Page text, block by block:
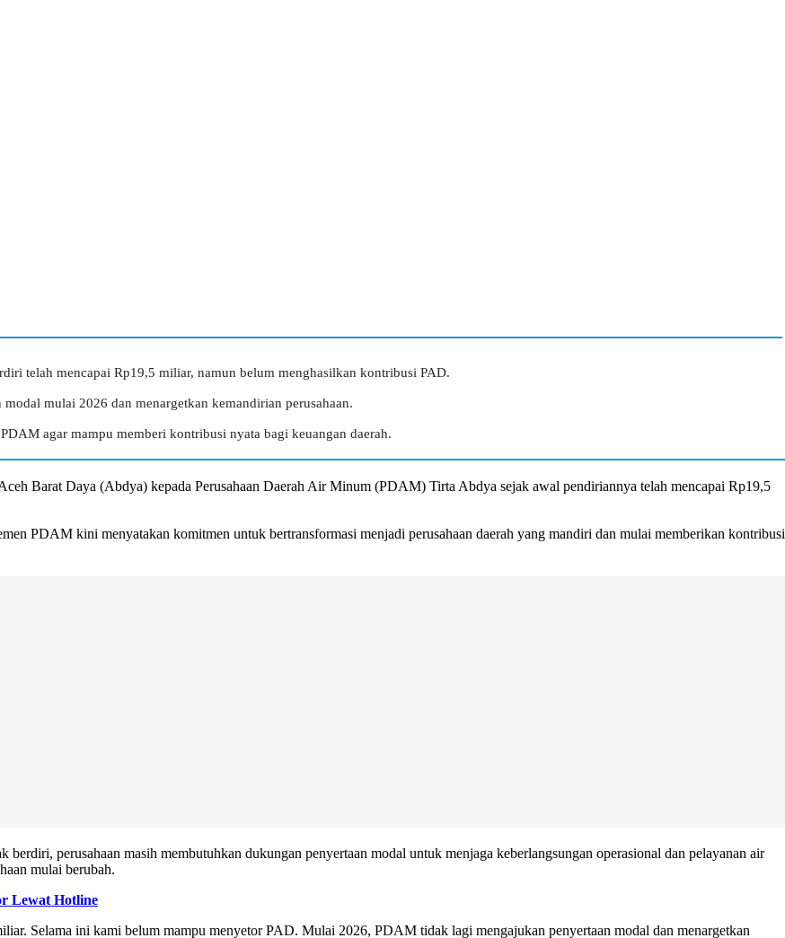
telah mencapai Rp19,5 miliar, namun belum menghasilkan kontribusi PAD.
mulai 2026 dan menargetkan kemandirian perusahaan.
agar mampu memberi kontribusi nyata bagi keuangan daerah.
Barat Daya (Abdya) kepada Perusahaan Daerah Air Minum (PDAM) Tirta Abdya sejak awal pendiriannya telah mencapai Rp19,5
PDAM kini menyatakan komitmen untuk bertransformasi menjadi perusahaan daerah yang mandiri dan mulai memberikan kontribusi
berdiri, perusahaan masih membutuhkan dukungan penyertaan modal untuk menjaga keberlangsungan operasional dan pelayanan air
mulai berubah.
Lewat Hotline
Selama ini kami belum mampu menyetor PAD. Mulai 2026, PDAM tidak lagi mengajukan penyertaan modal dan menargetkan